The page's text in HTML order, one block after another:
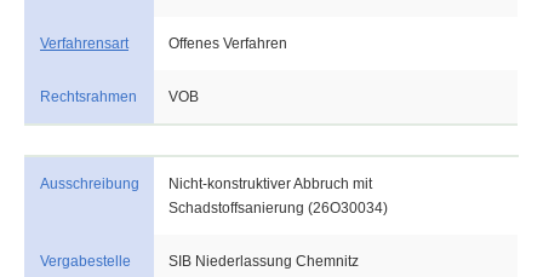
Verfahrensart Offenes Verfahren
Rechtsrahmen VOB
Ausschreibung
Nicht-konstruktiver Abbruch mit
Schadstoffsanierung (26O30034)
Vergabestelle SIB Niederlassung Chemnitz